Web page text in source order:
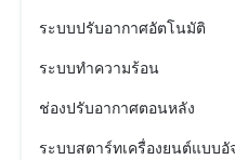
ระบบปรับอากาศอัตโนมัติ
ระบบทำความร้อน
ช่องปรับอากาศตอนหลัง
ระบบสตาร์ทเครื่องยนต์แบบอั